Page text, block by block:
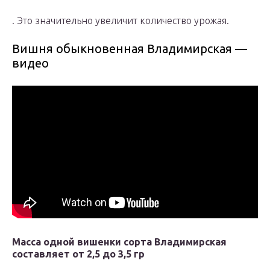
. Это значительно увеличит количество урожая.
Вишня обыкновенная Владимирская —
видео
Масса одной вишенки сорта Владимирская
составляет от 2,5 до 3,5 гр